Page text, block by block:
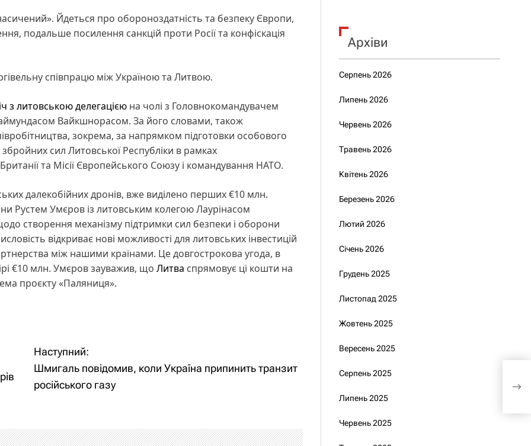
Йдеться про обороноздатність та безпеку Європи,
подальше посилення санкцій проти Росії та конфіскація
співпрацю між Україною та Литвою.
з литовською делегацією на чолі з Головнокомандувачем
Вайкшнорасом. За його словами, також
зокрема, за напрямком підготовки особового
сил Литовської Республіки в рамках
та Місії Європейського Союзу і командування НАТО.
далекобійних дронів, вже виділено перших €10 млн.
Рустем Умєров із литовським колегою Лаурінасом
створення механізму підтримки сил безпеки і оборони
відкриває нові можливості для литовських інвестицій
між нашими країнами. Це довгострокова угода, в
€10 млн. Умєров зауважив, що Литва спрямовує ці кошти на
проєкту «Паляниця».
Наступний:
Шмигаль повідомив, коли Україна припинить транзит
російського газу
Архіви
Серпень 2026
Липень 2026
Червень 2026
Травень 2026
Квітень 2026
Березень 2026
Лютий 2026
Січень 2026
Грудень 2025
Листопад 2025
Жовтень 2025
Вересень 2025
Серпень 2025
Липень 2025
Червень 2025